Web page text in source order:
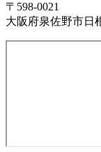
〒598-0021
大阪府泉佐野市日